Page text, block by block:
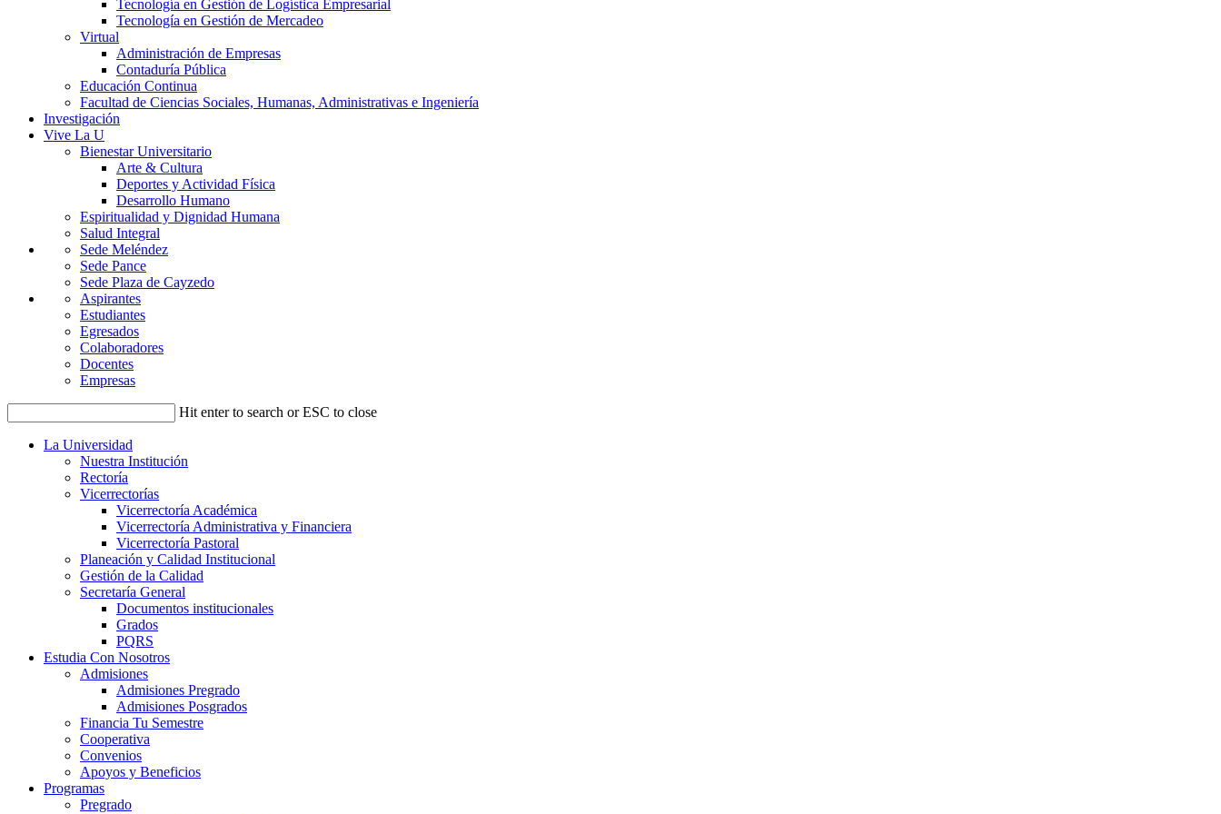
Tecnología en Gestión de Logística Empresarial
Tecnología en Gestión de Mercadeo
Virtual
Administración de Empresas
Contaduría Pública
Educación Continua
Facultad de Ciencias Sociales, Humanas, Administrativas e Ingeniería
Investigación
Vive La U
Bienestar Universitario
Arte & Cultura
Deportes y Actividad Física
Desarrollo Humano
Espiritualidad y Dignidad Humana
Salud Integral
Sede Meléndez
Sede Pance
Sede Plaza de Cayzedo
Aspirantes
Estudiantes
Egresados
Colaboradores
Docentes
Empresas
Hit enter to search or ESC to close
La Universidad
Nuestra Institución
Rectoría
Vicerrectorías
Vicerrectoría Académica
Vicerrectoría Administrativa y Financiera
Vicerrectoría Pastoral
Planeación y Calidad Institucional
Gestión de la Calidad
Secretaría General
Documentos institucionales
Grados
PQRS
Estudia Con Nosotros
Admisiones
Admisiones Pregrado
Admisiones Posgrados
Financia Tu Semestre
Cooperativa
Convenios
Apoyos y Beneficios
Programas
Pregrado